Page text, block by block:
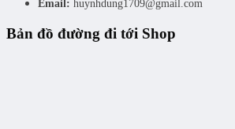
Email: huynhdung1709@gmail.com
Bản đồ đường đi tới Shop